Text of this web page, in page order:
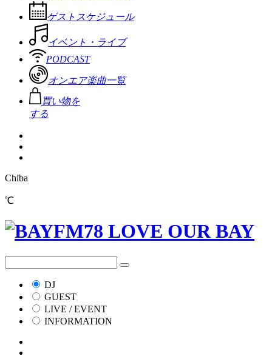
ゲストスケジュール
イベント・ライブ
PODCAST
オンエア楽曲一覧
買い物を
する
Chiba
℃
DJ
GUEST
LIVE / EVENT
INFORMATION